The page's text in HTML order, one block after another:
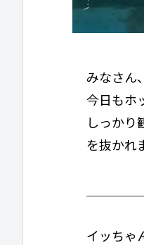
みなさん
今日もホ
しっかり
を抜かれ
イッちゃ